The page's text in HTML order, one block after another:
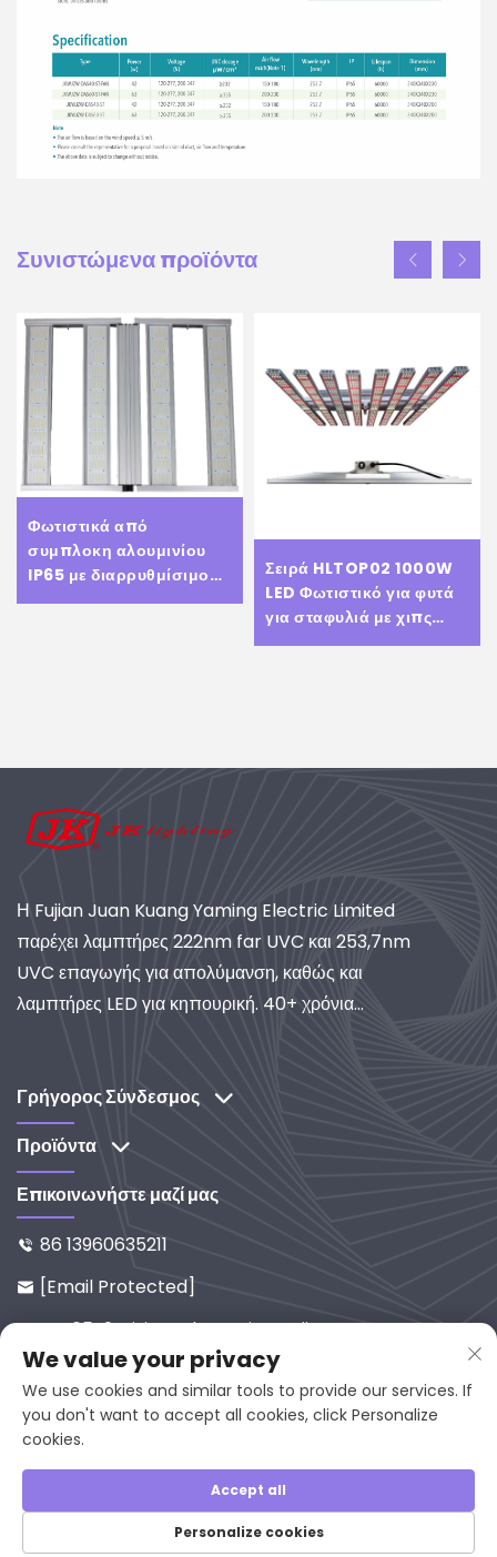
Συνιστώμενα προϊόντα
Φωτιστικά από
συμπλοκη αλουμινίου
IP65 με διαρρυθμίσιμο
φως, διαρρυθμίσιμα με
Σειρά HLTOP02 1000W
LED Φωτιστικό για φυτά
για σταφυλιά με χιπς
μάρκας με πλήρη κύκλο
Η Fujian Juan Kuang Yaming Electric Limited
παρέχει λαμπτήρες 222nm far UVC και 253,7nm
UVC επαγωγής για απολύμανση, καθώς και
λαμπτήρες LED για κηπουρική. 40+ χρόνια
και καθαρισμού. Ανακαλύψτε τις λύσεις μας με
έμφαση στην έρευνα και ανάπτυξη.
Γρήγορος Σύνδεσμος
Προϊόντα
Επικοινωνήστε μαζί μας
 86 13960635211
 [email Protected]
No. 65-9, Xixi Road, Yanping, Fuji
An, 353001, China
Πνευματικά δικαιώματα © 2025 από τη Fujian Juan
Kuang Yaming Electric Limited, Με την επιφύλαξη
πάσης δικαιώματος.
Πολιτική απορρήτου
We value your privacy
We use cookies and similar tools to provide our services. If
you don't want to accept all cookies, click Personalize
cookies.
Personalize cookies
Accept all